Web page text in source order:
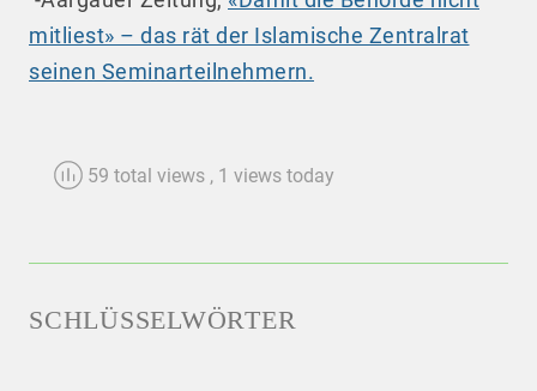
mitliest» – das rät der Islamische Zentralrat
seinen Seminarteilnehmern.
59 total views , 1 views today
SCHLÜSSELWÖRTER